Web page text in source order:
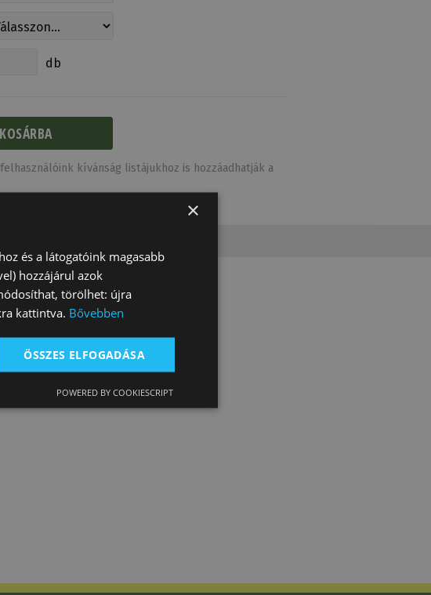
db
kívánság listájukhoz is hozzáadhatják a
×
és a látogatóink magasabb
hozzájárul azok
törölhet: újra
kattintva. Bővebben
ÖSSZES ELFOGADÁSA
POWERED BY COOKIESCRIPT